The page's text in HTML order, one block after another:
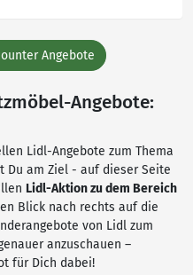
Angebote
Angebote:
Lidl-Angebote zum Thema
Du am Ziel - auf dieser Seite
Lidl-Aktion zu dem Bereich
Blick nach rechts auf die
von Lidl zum
anzuschauen –
für Dich dabei!